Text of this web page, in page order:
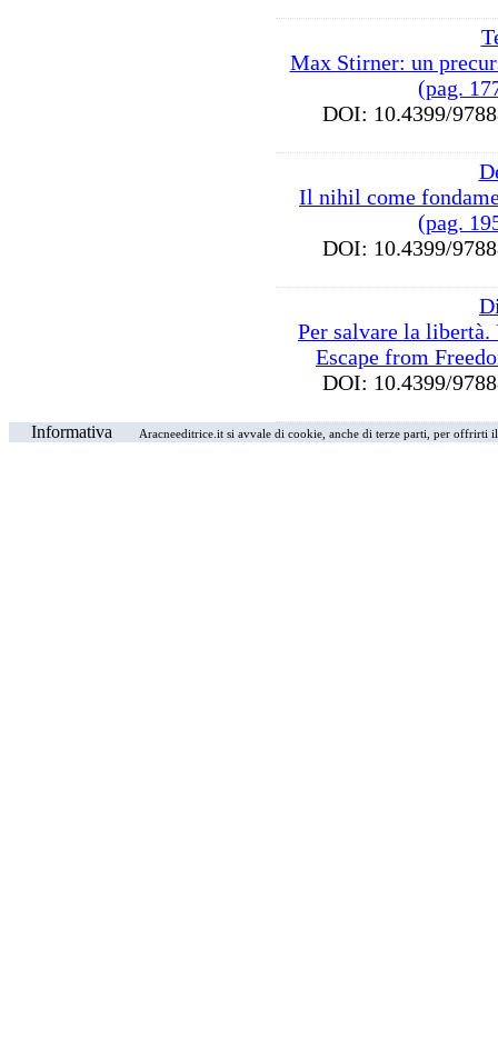
Max Stirner: un
(pag.
DOI: 10.4399/
Il nihil come
(pag.
DOI: 10.4399/
Per salvare la
Escape from
DOI: 10.4399/
Informativa Aracneeditrice.it si avvale di cookie, anche di terze parti, per